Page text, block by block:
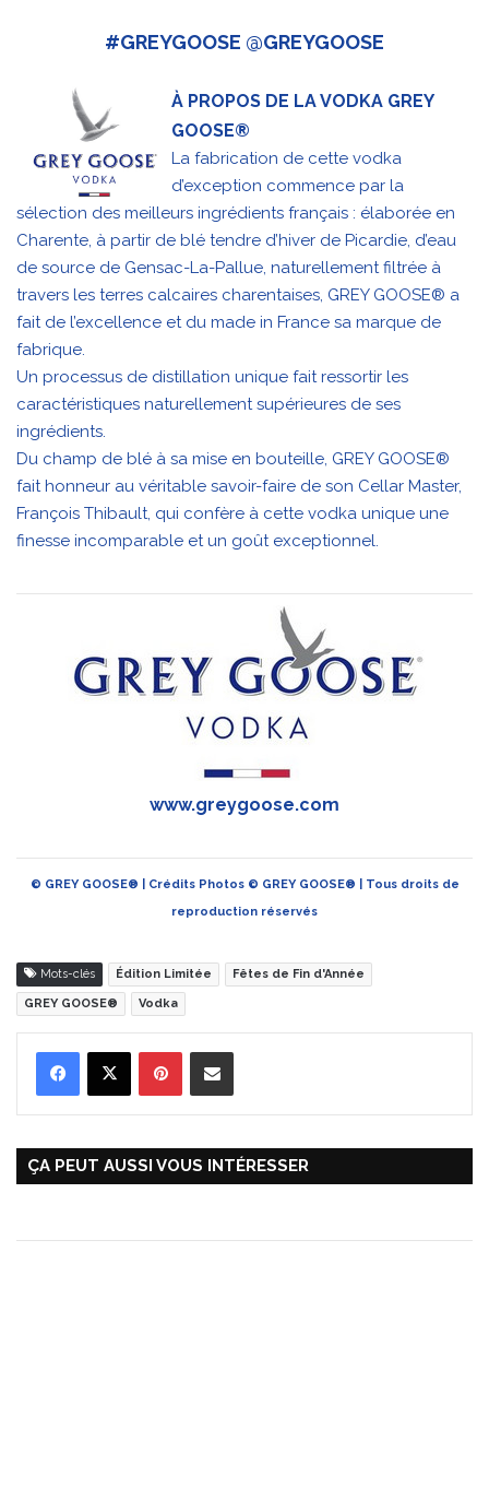
#GREYGOOSE @GREYGOOSE
À PROPOS DE LA VODKA GREY
GOOSE®
La fabrication de cette vodka
d’exception commence par la
sélection des meilleurs ingrédients français : élaborée en
Charente, à partir de blé tendre d’hiver de Picardie, d’eau
de source de Gensac-La-Pallue, naturellement filtrée à
travers les terres calcaires charentaises, GREY GOOSE® a
fait de l’excellence et du made in France sa marque de
fabrique.
Un processus de distillation unique fait ressortir les
caractéristiques naturellement supérieures de ses
ingrédients.
Du champ de blé à sa mise en bouteille, GREY GOOSE®
fait honneur au véritable savoir-faire de son Cellar Master,
François Thibault, qui confère à cette vodka unique une
finesse incomparable et un goût exceptionnel.
www.greygoose.com
© GREY GOOSE® | Crédits Photos © GREY GOOSE® | Tous droits de
reproduction réservés
Mots-clés Édition Limitée Fêtes de Fin d'Année
GREY GOOSE® Vodka
ÇA PEUT AUSSI VOUS INTÉRESSER